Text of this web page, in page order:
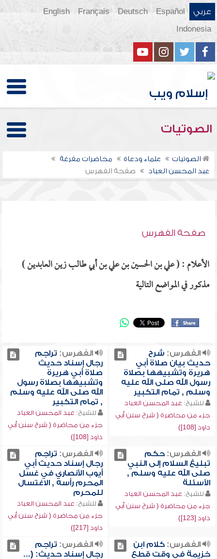
عربي Español
Deutsch
Français
English
Indonesia
الصوتيات
الصوتيات علماء ودعاة
محاضرات مفرغة
عبد المحسن العباد
صفحة الفهرس
صفحة الفهرس
الأعلام : ( علي بن الحسين بن علي بن أبي طالب زين العابدين )
مذكور في المواضع التالية
الفهرس: شرح
حديث بيان صلاة أبي
هريرة وتشبيهها بصلاة
رسول الله صلى الله عليه
وسلم , تمام التكبير
للشيخ: عبد المحسن العباد
جزء من محاضرة ( شرح سنن أبي
داود [108])
الفهرس: تراجم
رجال إسناد حديث
صلاة أبي هريرة
وتشبيهها بصلاة رسول
الله صلى الله عليه وسلم
, تمام التكبير
للشيخ: عبد المحسن العباد
جزء من محاضرة ( شرح سنن أبي
داود [108])
الفهرس:حكم
تبليغ السلام إلى النبي
صلى الله عليه وسلم ,
الأسئلة
للشيخ: عبد المحسن العباد
جزء من محاضرة ( شرح سنن أبي
داود [123])
الفهرس: تراجم
رجال إسناد حديث أبي
أيوب الأنصاري في غسل
المحرم رأسه , الاغتسال
للمحرم
للشيخ: عبد المحسن العباد
جزء من محاضرة ( شرح سنن أبي
داود [217])
الفهرس:كلام ابن
خزيمة في وقت قطع
الفهرس: تراجم
رجال إسناد حديث: (...